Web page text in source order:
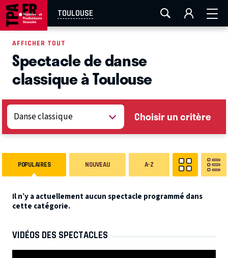
TOULOUSE
AIX-MARSEILLE AURAY LA ROCHELLE
EN TOURNÉE
AFFICHER TOUT
Spectacle de danse
classique à Toulouse
Choisir un critère
POPULAIRES NOUVEAU A-Z
Il n’y a actuellement aucun spectacle programmé dans
cette catégorie.
VIDÉOS DES SPECTACLES